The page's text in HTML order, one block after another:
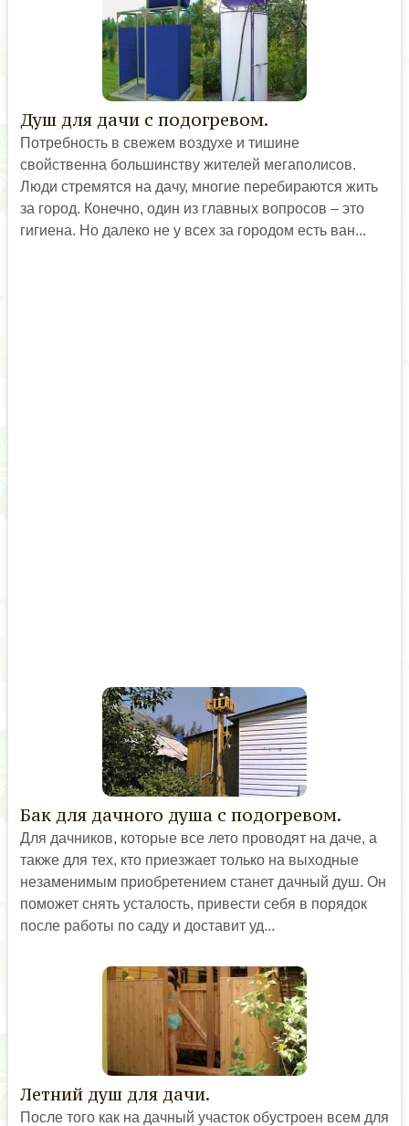
Душ для дачи с подогревом.
Потребность в свежем воздухе и тишине
свойственна большинству жителей мегаполисов.
Люди стремятся на дачу, многие перебираются жить
за город. Конечно, один из главных вопросов – это
гигиена. Но далеко не у всех за городом есть ван...
Бак для дачного душа с подогревом.
Для дачников, которые все лето проводят на даче, а
также для тех, кто приезжает только на выходные
незаменимым приобретением станет дачный душ. Он
поможет снять усталость, привести себя в порядок
после работы по саду и доставит уд...
Летний душ для дачи.
После того как на дачный участок обустроен всем для